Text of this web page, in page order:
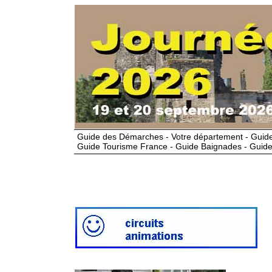
Guide des Démarches - Votre département -
Guide Tourisme France - Guide Baignades -